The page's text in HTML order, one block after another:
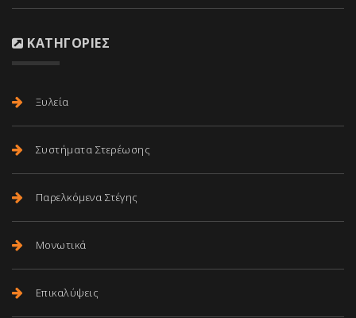
ΚΑΤΗΓΟΡΊΕΣ
Ξυλεία
Συστήματα Στερέωσης
Παρελκόμενα Στέγης
Μονωτικά
Επικαλύψεις